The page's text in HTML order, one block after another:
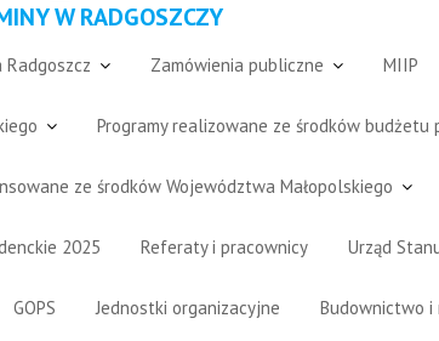
W RADGOSZCZY
Radgoszcz Zamówienia publiczne MIIP
Programy realizowane ze środków budżetu
ze środków Województwa Małopolskiego
2025 Referaty i pracownicy Urząd
GOPS Jednostki organizacyjne Budownictwo i